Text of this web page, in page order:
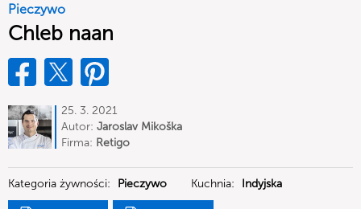
Pieczywo
Chleb naan
25. 3. 2021
Autor: Jaroslav Mikoška
Firma: Retigo
Kategoria żywności: Pieczywo Kuchnia: Indyjska